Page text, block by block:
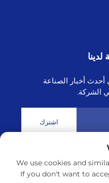
أحدث أخبار الصناعة
الشركة.
اشترك
لينيונגانغ هايبورن للتكنولوجيا
We use cookies and
If you don't want to